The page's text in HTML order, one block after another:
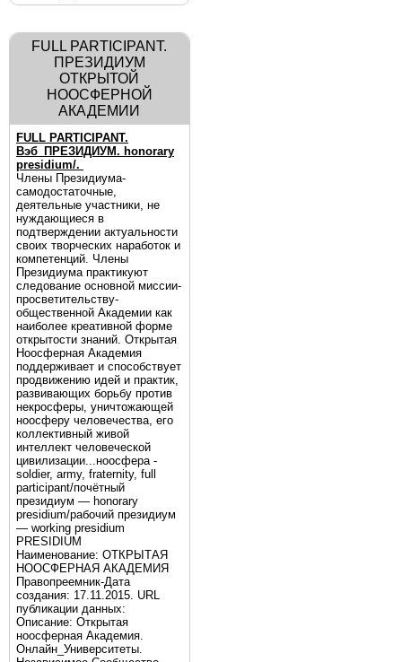
FULL PARTICIPANT.
ПРЕЗИДИУМ
ОТКРЫТОЙ
НООСФЕРНОЙ
АКАДЕМИИ
FULL PARTICIPANT.
Вэб_ПРЕЗИДИУМ. honorary
presidium/.
Члены Президиума-
самодостаточные,
деятельные участники, не
нуждающиеся в
подтверждении актуальности
своих творческих наработок и
компетенций. Члены
Президиума практикуют
следование основной миссии-
просветительству-
общественной Академии как
наиболее креативной форме
открытости знаний. Открытая
Ноосферная Академия
поддерживает и способствует
продвижению идей и практик,
развивающих борьбу против
некросферы, уничтожающей
ноосферу человечества, его
коллективный живой
интеллект человеческой
цивилизации...ноосфера -
soldier, army, fraternity, full
participant/почётный
президиум — honorary
presidium/рабочий президиум
— working presidium
PRESIDIUM
Наименование: ОТКРЫТАЯ
НООСФЕРНАЯ АКАДЕМИЯ
Правопреемник-Дата
создания: 17.11.2015. URL
публикации данных:
Описание: Открытая
ноосферная Академия.
Онлайн_Университеты.